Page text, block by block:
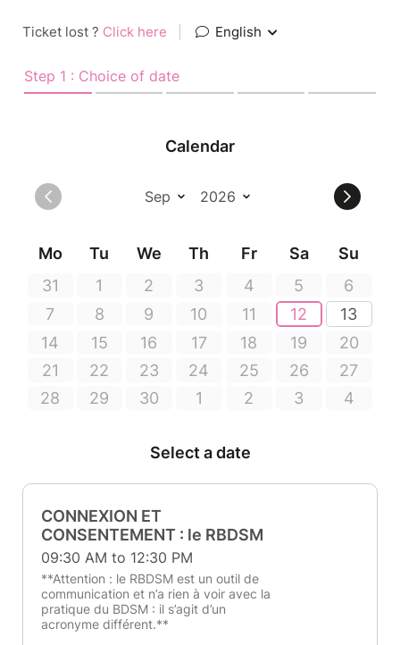
Ticket lost ? Click here English
Step 1 : Choice of date
Calendar
Mo Tu We Th Fr Sa
Su
31
1 2 3 4 5
6
7
8 9 10 11 12
13
14
15 16 17 18 19
20
21
22 23 24 25 26
27
28
29 30 1 2 3 4
Select a date
CONNEXION ET
CONSENTEMENT : le RBDSM
09:30 AM to 12:30 PM
**Attention : le RBDSM est un outil de
communication et n’a rien à voir avec la
pratique du BDSM : il s’agit d’un
acronyme différent.**